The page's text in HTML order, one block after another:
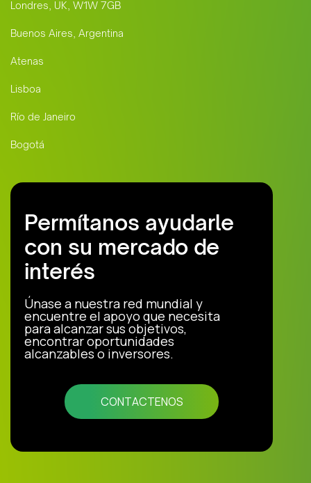
Londres, UK, W1W 7GB
Buenos Aires, Argentina
Atenas
Lisboa
Río de Janeiro
Bogotá
Permítanos ayudarle
con su mercado de
interés
Únase a nuestra red mundial y
encuentre el apoyo que necesita
para alcanzar sus objetivos,
encontrar oportunidades
alcanzables o inversores.
CONTACTENOS